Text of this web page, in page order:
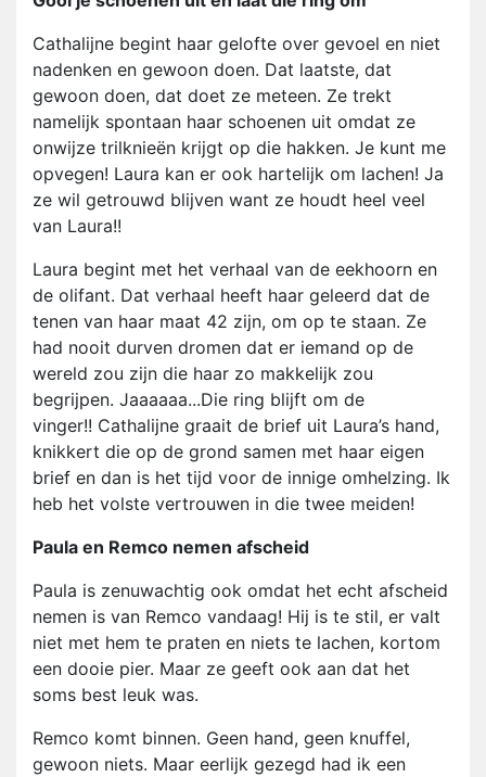
Cathalijne begint haar gelofte over gevoel en niet
nadenken en gewoon doen. Dat laatste, dat
gewoon doen, dat doet ze meteen. Ze trekt
namelijk spontaan haar schoenen uit omdat ze
onwijze trilknieën krijgt op die hakken. Je kunt me
opvegen! Laura kan er ook hartelijk om lachen! Ja
ze wil getrouwd blijven want ze houdt heel veel
van Laura!!
Laura begint met het verhaal van de eekhoorn en
de olifant. Dat verhaal heeft haar geleerd dat de
tenen van haar maat 42 zijn, om op te staan. Ze
had nooit durven dromen dat er iemand op de
wereld zou zijn die haar zo makkelijk zou
begrijpen. Jaaaaaa...Die ring blijft om de
vinger!! Cathalijne graait de brief uit Laura’s hand,
knikkert die op de grond samen met haar eigen
brief en dan is het tijd voor de innige omhelzing. Ik
heb het volste vertrouwen in die twee meiden!
Paula en Remco nemen afscheid
Paula is zenuwachtig ook omdat het echt afscheid
nemen is van Remco vandaag! Hij is te stil, er valt
niet met hem te praten en niets te lachen, kortom
een dooie pier. Maar ze geeft ook aan dat het
soms best leuk was.
Remco komt binnen. Geen hand, geen knuffel,
gewoon niets. Maar eerlijk gezegd had ik een